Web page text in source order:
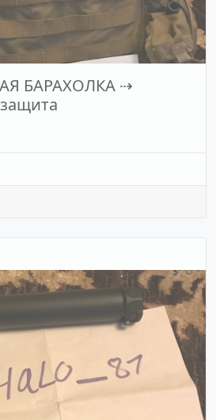
БАРАХОЛКА ⇢